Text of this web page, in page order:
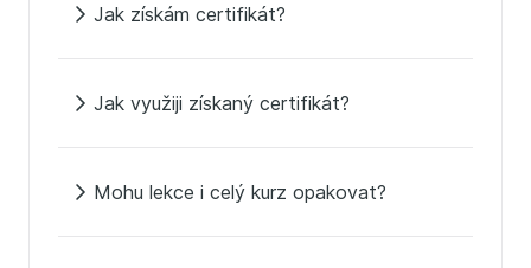
Jak získám certifikát?
Jak využiji získaný certifikát?
Mohu lekce i celý kurz opakovat?